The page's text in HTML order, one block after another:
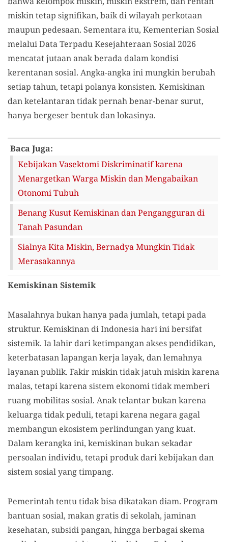
miskin tetap signifikan, baik di wilayah perkotaan
maupun pedesaan. Sementara itu, Kementerian Sosial
melalui Data Terpadu Kesejahteraan Sosial 2026
mencatat jutaan anak berada dalam kondisi
kerentanan sosial. Angka-angka ini mungkin berubah
setiap tahun, tetapi polanya konsisten. Kemiskinan
dan ketelantaran tidak pernah benar-benar surut,
hanya bergeser bentuk dan lokasinya.
Baca Juga:
Kebijakan Vasektomi Diskriminatif karena
Menargetkan Warga Miskin dan Mengabaikan
Otonomi Tubuh
Benang Kusut Kemiskinan dan Pengangguran di
Tanah Pasundan
Sialnya Kita Miskin, Bernadya Mungkin Tidak
Merasakannya
Kemiskinan Sistemik
Masalahnya bukan hanya pada jumlah, tetapi pada
struktur. Kemiskinan di Indonesia hari ini bersifat
sistemik. Ia lahir dari ketimpangan akses pendidikan,
keterbatasan lapangan kerja layak, dan lemahnya
layanan publik. Fakir miskin tidak jatuh miskin karena
malas, tetapi karena sistem ekonomi tidak memberi
ruang mobilitas sosial. Anak telantar bukan karena
keluarga tidak peduli, tetapi karena negara gagal
membangun ekosistem perlindungan yang kuat.
Dalam kerangka ini, kemiskinan bukan sekadar
persoalan individu, tetapi produk dari kebijakan dan
sistem sosial yang timpang.
Pemerintah tentu tidak bisa dikatakan diam. Program
bantuan sosial, makan gratis di sekolah, jaminan
kesehatan, subsidi pangan, hingga berbagai skema